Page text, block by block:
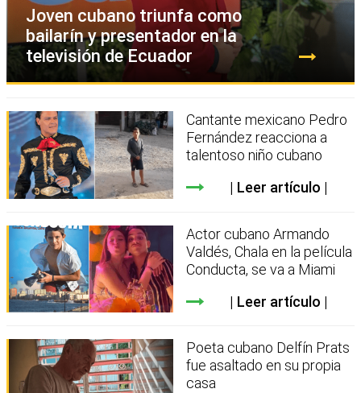
Joven cubano triunfa como
bailarín y presentador en la
televisión de Ecuador
Cantante mexicano Pedro
Fernández reacciona a
talentoso niño cubano
Leer artículo
Actor cubano Armando
Valdés, Chala en la película
Conducta, se va a Miami
Leer artículo
Poeta cubano Delfín Prats
fue asaltado en su propia
casa